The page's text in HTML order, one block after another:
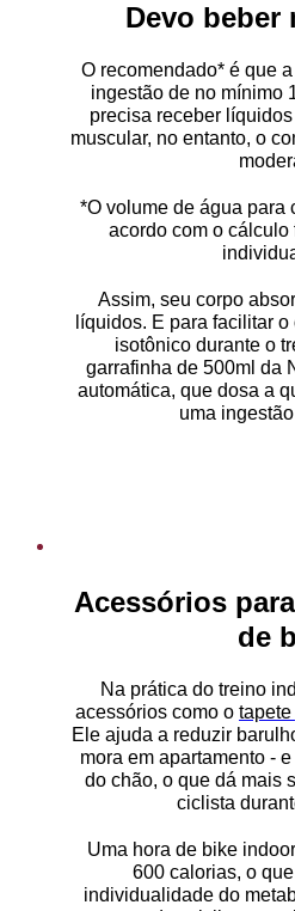
Devo beber
O recomendado* é que
ingestão de no mínimo
precisa receber
muscular, no entanto, o
*O volume de água para
acordo com o
Assim, seu corpo
líquidos. E para facilitar
isotônico durante o
garrafinha de 500ml da
automática, que dosa a
uma
Acessórios
de
Na prática do treino
acessórios como o
Ele ajuda a reduzir
mora em apartamento -
do chão, o que dá mais
ciclista
Uma hora de bike
600 calorias, o
individualidade do